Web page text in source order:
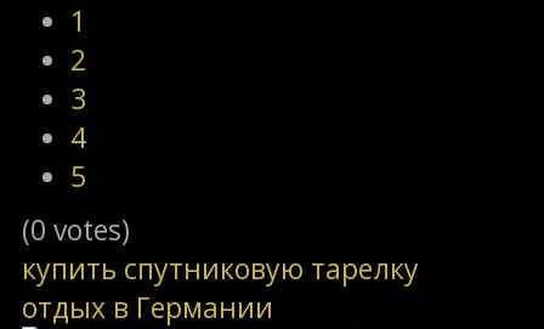
1
2
3
4
5
(0 votes)
купить спутниковую тарелку
отдых в Германии